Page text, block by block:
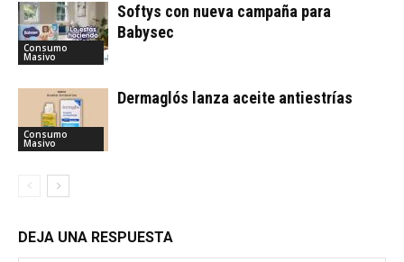
Consumo
Masivo
Softys con nueva campaña para
Babysec
Consumo
Masivo
Dermaglós lanza aceite antiestrías
DEJA UNA RESPUESTA